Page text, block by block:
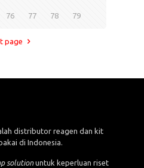
76 77 78 79
page
distributor reagen dan kit
di Indonesia.
solutionuntuk keperluan riset